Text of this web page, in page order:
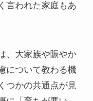
言われた家庭もあ
、大家族や賑やか
について教わる機
つかの共通点が見